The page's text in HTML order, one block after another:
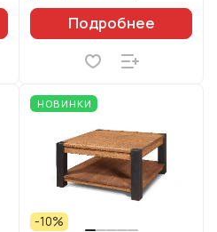
Подробнее
НОВИНКИ
-10%